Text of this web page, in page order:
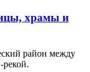
храмы и
район между